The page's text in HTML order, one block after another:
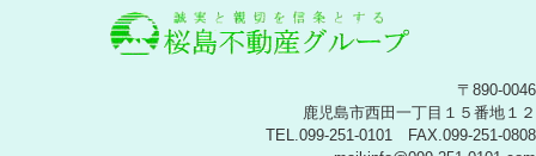
〒890-0046
鹿児島市西田一丁目１５番地１２
TEL.099-251-0101 FAX.099-251-0808